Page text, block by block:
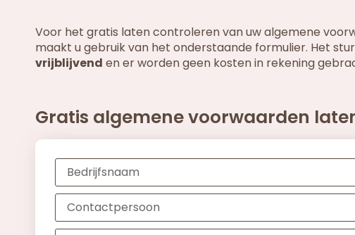
Voor het gratis laten controleren van uw algemene
maakt u gebruik van het onderstaande formulier. Het
vrijblijvend en er worden geen kosten in rekening
Gratis algemene voorwaarden